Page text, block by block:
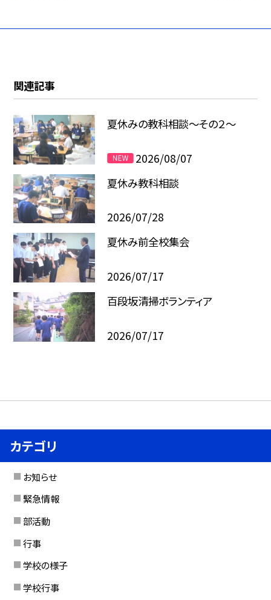
関連記事
夏休みの教科相談～その２～
2026/08/07
夏休み教科相談
2026/07/28
夏休み前全校集会
2026/07/17
百段坂清掃ボランティア
2026/07/17
カテゴリ
お知らせ
緊急情報
部活動
行事
学校の様子
学校行事